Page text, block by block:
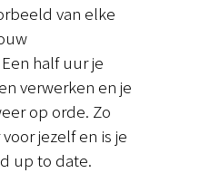
van elke
half uur je
verwerken en je
op orde. Zo
jezelf en is je
up to date.